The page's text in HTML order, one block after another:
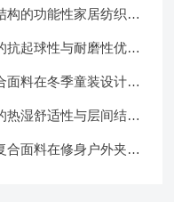
构的功能性家居纺织品
抗起球性与耐磨性优化
面料在冬季童装设计中
热湿舒适性与层间结合
合面料在修身户外夹克